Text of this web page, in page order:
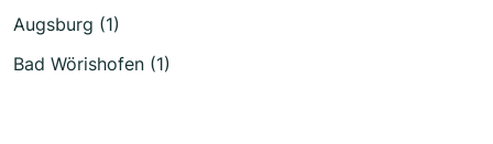
Augsburg (1)
Bad Wörishofen (1)